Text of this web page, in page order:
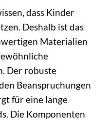
dass Kinder
Deshalb ist das
Materialien
Der robuste
Beanspruchungen
für eine lange
Die Komponenten